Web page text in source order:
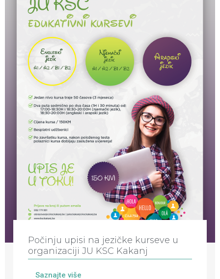
Počinju upisi na jezičke kurseve u
organizaciji JU KSC Kakanj
Saznajte više